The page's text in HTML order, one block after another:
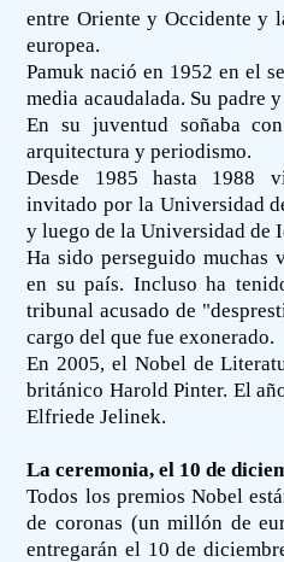
entre Oriente y Occidente y
europea.
Pamuk nació en 1952 en el
media acaudalada. Su padre
En su juventud soñaba
arquitectura y periodismo.
Desde 1985 hasta 1988
invitado por la Universidad
y luego de la Universidad de
Ha sido perseguido muchas
en su país. Incluso ha
tribunal acusado de
cargo del que fue exonerado.
En 2005, el Nobel de
británico Harold Pinter. El
Elfriede Jelinek.
La ceremonia, el 10 de
Todos los premios Nobel
de coronas (un millón de
entregarán el 10 de